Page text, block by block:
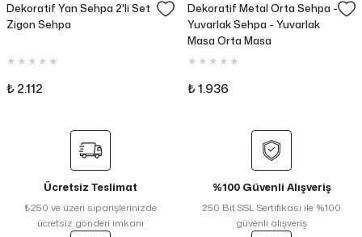
Dekoratif Yan Sehpa 2'li Set
Zigon Sehpa
₺ 2.112
Dekoratif Metal Orta Sehpa -
Yuvarlak Sehpa - Yuvarlak
Masa Orta Masa
₺ 1.936
Ücretsiz Teslimat
₺250 ve üzeri siparişlerinizde
ücretsiz gönderi imkanı
%100 Güvenli Alışveriş
250 Bit SSL Sertifikası ile %100
güvenli alışveriş